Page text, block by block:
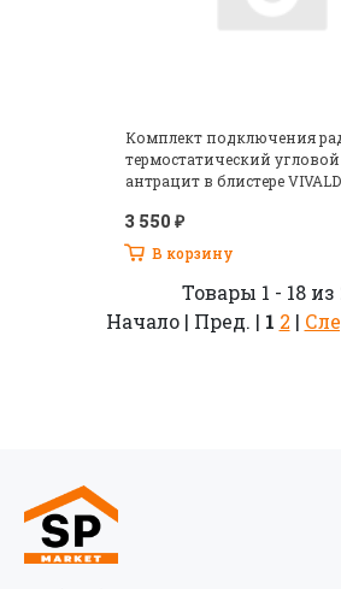
Комплект подключения
термостатический угловой
антрацит в блистере
3 550 ₽
В корзину
Товары 1 - 18 из
Начало | Пред. | 1 2 |